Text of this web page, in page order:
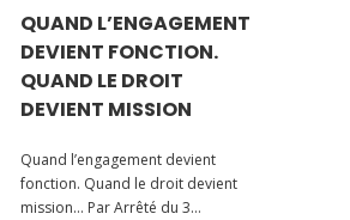
QUAND L’ENGAGEMENT
DEVIENT FONCTION.
QUAND LE DROIT
DEVIENT MISSION
Quand l’engagement devient
fonction. Quand le droit devient
mission… Par Arrêté du 3